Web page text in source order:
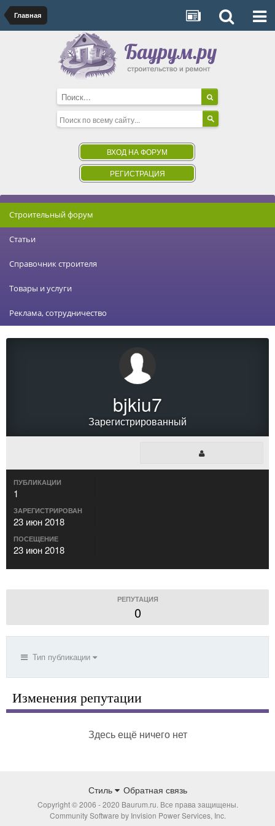
Главная
ВХОД НА ФОРУМ
РЕГИСТРАЦИЯ
Строительный форум
Статьи
Справочник строителя
Товары и услуги
Реклама, сотрудничество
bjkiu7
Зарегистрированный
ПУБЛИКАЦИИ
1
ЗАРЕГИСТРИРОВАН
23 июн 2018
ПОСЕЩЕНИЕ
23 июн 2018
РЕПУТАЦИЯ
0
Тип публикации
Изменения репутации
Здесь ещё ничего нет
Стиль Обратная связь
Copyright © 2006 - 2020 Baurum.ru. Все права защищены.
Community Software by Invision Power Services, Inc.